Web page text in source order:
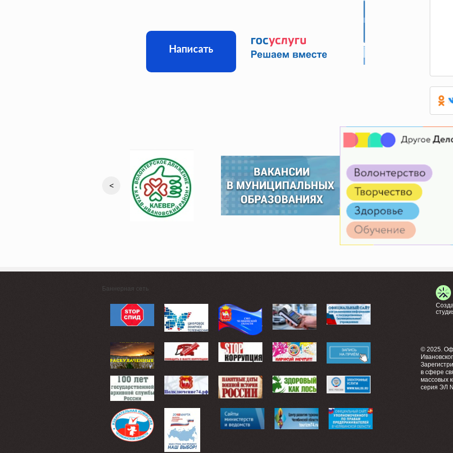
Написать
<
Баннерная сеть
© 2025.
в сфере
массовых
серия ЭЛ